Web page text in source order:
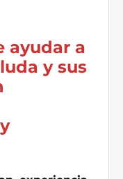
ayudar a
y sus